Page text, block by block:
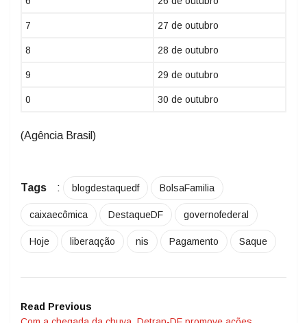
7 27 de outubro
8 28 de outubro
9 29 de outubro
0 30 de outubro
(Agência Brasil)
Tags : blogdestaquedf BolsaFamilia
caixaecômica DestaqueDF governofederal
Hoje liberaqção nis Pagamento Saque
Read Previous